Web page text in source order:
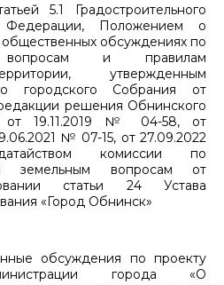
5.1 Градостроительного
Федерации, Положением о
обсуждениях по
вопросам и правилам
утвержденным
городского Собрания от
решения Обнинского
от 19.11.2019 № 04-58, от
№ 07-15, от 27.09.2022
комиссии по
и земельным вопросам от
статьи 24 Устава
«Город Обнинск»
обсуждения по проекту
города «О